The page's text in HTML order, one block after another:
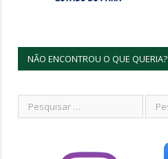
NÃO ENCONTROU O QUE QUERIA?